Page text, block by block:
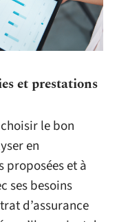
et prestations
le bon
en
proposées et à
ses besoins
d’assurance